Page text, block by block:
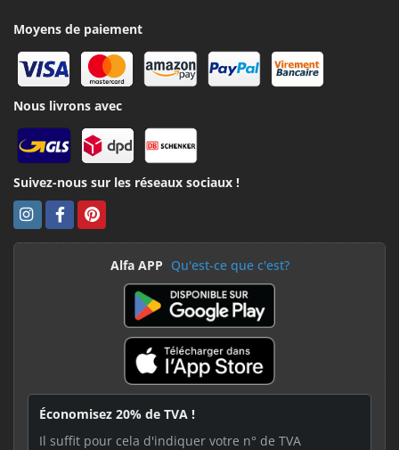
Moyens de paiement
Nous livrons avec
Suivez-nous sur les réseaux sociaux !
Alfa APP Qu'est-ce que c'est?
Économisez 20% de TVA !
Il suffit pour cela d'indiquer votre n° de TVA